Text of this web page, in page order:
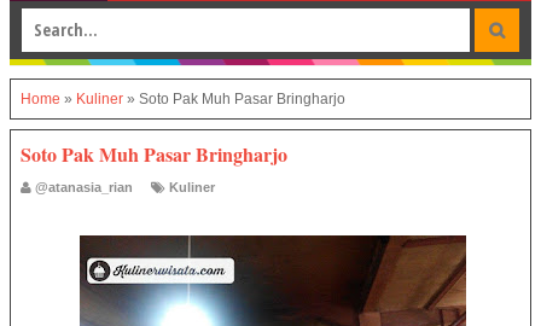
Home » Kuliner » Soto Pak Muh Pasar Bringharjo
Soto Pak Muh Pasar Bringharjo
@atanasia_rian Kuliner